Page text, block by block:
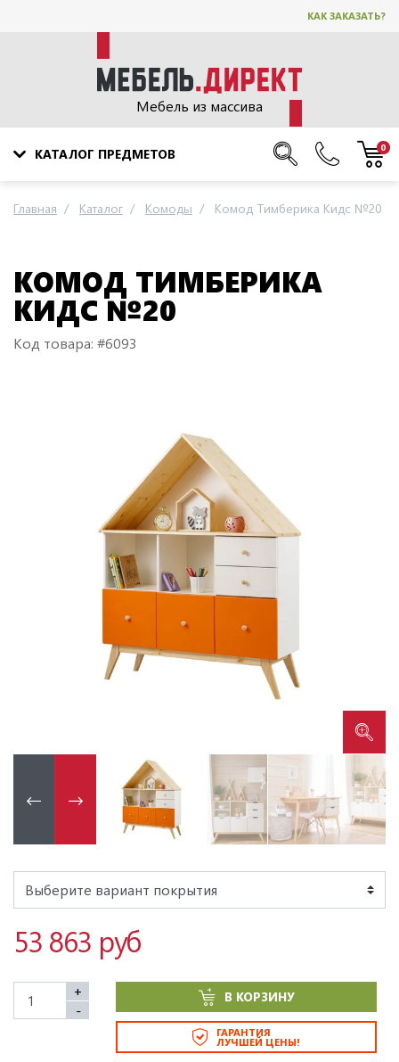
КАК ЗАКАЗАТЬ?
Мебель из массива
КАТАЛОГ ПРЕДМЕТОВ 0
Главная Каталог Комоды Комод Тимберика Кидс №20
КОМОД ТИМБЕРИКА
КИДС №20
Код товара: #6093
53 863 руб
+
-
В КОРЗИНУ
ГАРАНТИЯ
ЛУЧШЕЙ ЦЕНЫ!